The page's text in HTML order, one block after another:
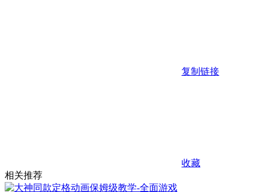
复制链接
收藏
相关推荐